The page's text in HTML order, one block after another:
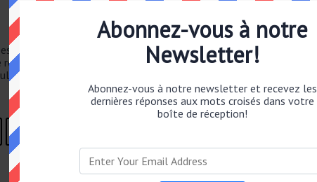
nous avons trouvé 1 solution pour la definition:De retour chez
chez lui a un total de 8 lettres. Cet indice de mots croisés a
Le Monde Mots Croisés dans 9 Juillet 2026.
I
Abonnez-vous à notre
Newsletter!
Abonnez-vous à notre newsletter et recevez les
dernières réponses aux mots croisés dans votre
boîte de réception!